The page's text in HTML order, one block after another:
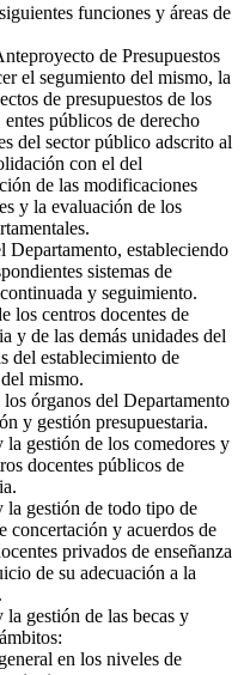
funciones y áreas de
de Presupuestos
el segumiento del mismo, la
de presupuestos de los
públicos de derecho
del sector público adscrito al
con el del
de las modificaciones
y la evaluación de los
Departamento, estableciendo
sistemas de
y seguimiento.
los centros docentes de
y de las demás unidades del
del establecimiento de
mismo.
órganos del Departamento
y gestión presupuestaria.
gestión de los comedores y
docentes públicos de
la gestión de todo tipo de
concertación y acuerdos de
privados de enseñanza
de su adecuación a la
gestión de las becas y
en los niveles de